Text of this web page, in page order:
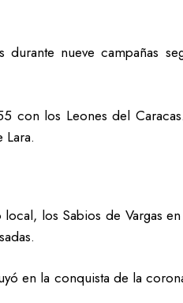
nueve campañas
con los Leones del
Lara.
los Sabios de Vargas
en la conquista de la